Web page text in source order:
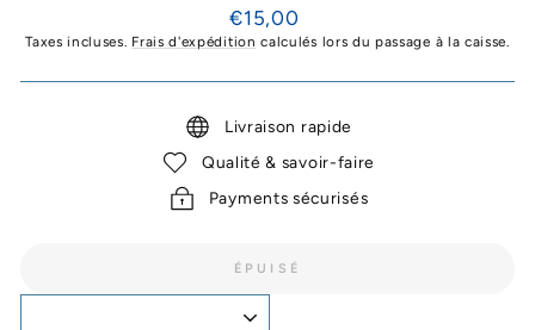
Prix
régulier
€15,00
Taxes incluses. Frais d'expédition calculés lors du passage à la caisse.
Livraison rapide
Qualité & savoir-faire
Payments sécurisés
ÉPUISÉ